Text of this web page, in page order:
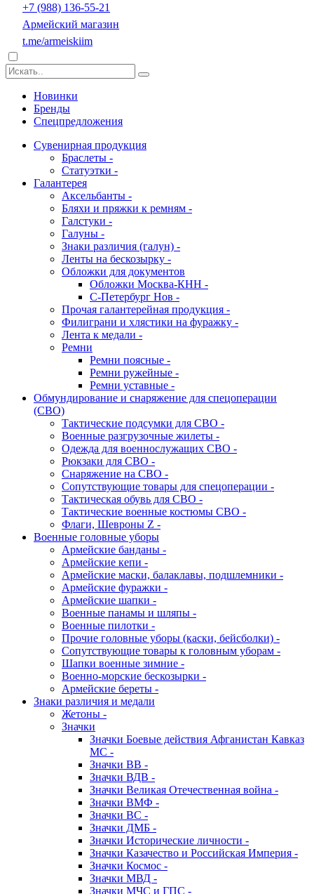
+7 (988) 136-55-21
Армейский магазин
t.me/armeiskiim
Новинки
Бренды
Спецпредложения
Сувенирная продукция
Браслеты -
Статуэтки -
Галантерея
Аксельбанты -
Бляхи и пряжки к ремням -
Галстуки -
Галуны -
Знаки различия (галун) -
Ленты на бескозырку -
Обложки для документов
Обложки Москва-КНН -
С-Петербург Нов -
Прочая галантерейная продукция -
Филиграни и хлястики на фуражку -
Лента к медали -
Ремни
Ремни поясные -
Ремни ружейные -
Ремни уставные -
Обмундирование и снаряжение для спецоперации
(СВО)
Тактические подсумки для СВО -
Военные разгрузочные жилеты -
Одежда для военнослужащих СВО -
Рюкзаки для СВО -
Снаряжение на СВО -
Сопутствующие товары для спецоперации -
Тактическая обувь для СВО -
Тактические военные костюмы СВО -
Флаги, Шевроны Z -
Военные головные уборы
Армейские банданы -
Армейские кепи -
Армейские маски, балаклавы, подшлемники -
Армейские фуражки -
Армейские шапки -
Военные панамы и шляпы -
Военные пилотки -
Прочие головные уборы (каски, бейсболки) -
Сопутствующие товары к головным уборам -
Шапки военные зимние -
Военно-морские бескозырки -
Армейские береты -
Знаки различия и медали
Жетоны -
Значки
Значки Боевые действия Афганистан Кавказ
МС -
Значки ВВ -
Значки ВДВ -
Значки Великая Отечественная война -
Значки ВМФ -
Значки ВС -
Значки ДМБ -
Значки Исторические личности -
Значки Казачество и Российская Империя -
Значки Космос -
Значки МВД -
Значки МЧС и ГПС -